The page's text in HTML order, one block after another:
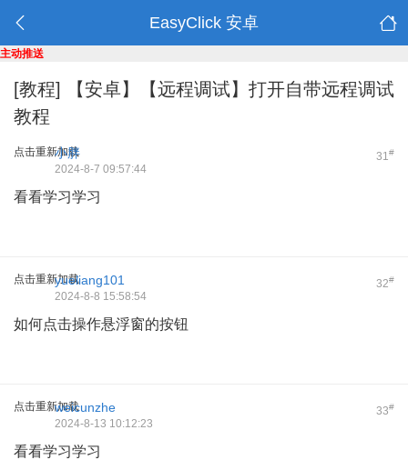
EasyClick 安卓
主动推送
[教程]
【安卓】【远程调试】打开自带远程调试
教程
点击重新加载 31#
小胖
2024-8-7 09:57:44
看看学习学习
点击重新加载 32#
yueliang101
2024-8-8 15:58:54
如何点击操作悬浮窗的按钮
点击重新加载 33#
weicunzhe
2024-8-13 10:12:23
看看学习学习